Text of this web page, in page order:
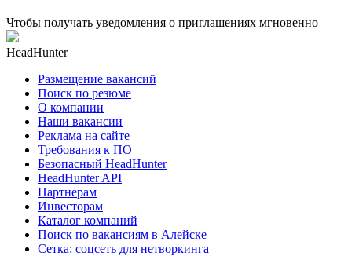
Чтобы получать уведомления о приглашениях мгновенно
HeadHunter
Размещение вакансий
Поиск по резюме
О компании
Наши вакансии
Реклама на сайте
Требования к ПО
Безопасный HeadHunter
HeadHunter API
Партнерам
Инвесторам
Каталог компаний
Поиск по вакансиям в Алейске
Сетка: соцсеть для нетворкинга